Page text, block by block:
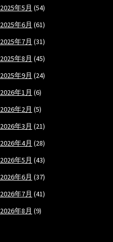
2025年5月 (54)
2025年6月 (61)
2025年7月 (31)
2025年8月 (45)
2025年9月 (24)
2026年1月 (6)
2026年2月 (5)
2026年3月 (21)
2026年4月 (28)
2026年5月 (43)
2026年6月 (37)
2026年7月 (41)
2026年8月 (9)